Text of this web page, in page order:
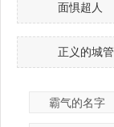
面惧超人
正义的城管
霸气的名字